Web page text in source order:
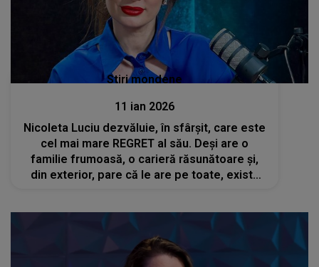
Stiri mondene
11 ian 2026
Nicoleta Luciu dezvăluie, în sfârșit, care este
cel mai mare REGRET al său. Deși are o
familie frumoasă, o carieră răsunătoare și,
din exterior, pare că le are pe toate, există